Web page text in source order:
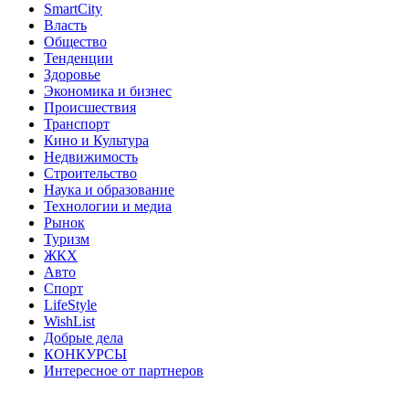
SmartCity
Власть
Общество
Тенденции
Здоровье
Экономика и бизнес
Происшествия
Транспорт
Кино и Культура
Недвижимость
Строительство
Наука и образование
Технологии и медиа
Рынок
Туризм
ЖКХ
Авто
Спорт
LifeStyle
WishList
Добрые дела
КОНКУРСЫ
Интересное от партнеров